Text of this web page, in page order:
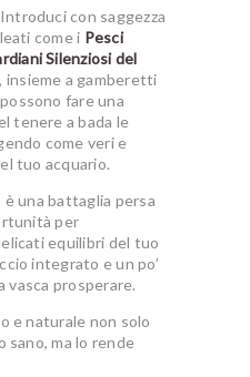
Introduci con saggezza
come i Pesci
Silenziosi del
, insieme a gamberetti
fare una
tenere a bada le
come veri e
tuo acquario.
una battaglia persa
per
equilibri del tuo
integrato e un po’
vasca prosperare.
e naturale non solo
sano, ma lo rende